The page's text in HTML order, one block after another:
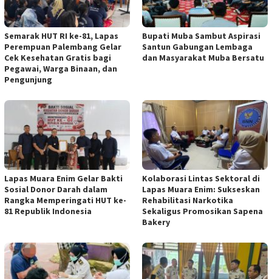
Semarak HUT RI ke-81, Lapas
Perempuan Palembang Gelar
Cek Kesehatan Gratis bagi
Pegawai, Warga Binaan, dan
Pengunjung
Bupati Muba Sambut Aspirasi
Santun Gabungan Lembaga
dan Masyarakat Muba Bersatu
Lapas Muara Enim Gelar Bakti
Sosial Donor Darah dalam
Rangka Memperingati HUT ke-
81 Republik Indonesia
Kolaborasi Lintas Sektoral di
Lapas Muara Enim: Sukseskan
Rehabilitasi Narkotika
Sekaligus Promosikan Sapena
Bakery